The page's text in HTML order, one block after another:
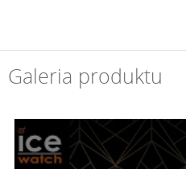
Galeria produktu